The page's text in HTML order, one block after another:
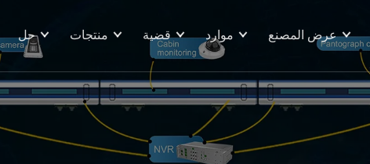
حل منتجات قضية موارد عرض المصنع